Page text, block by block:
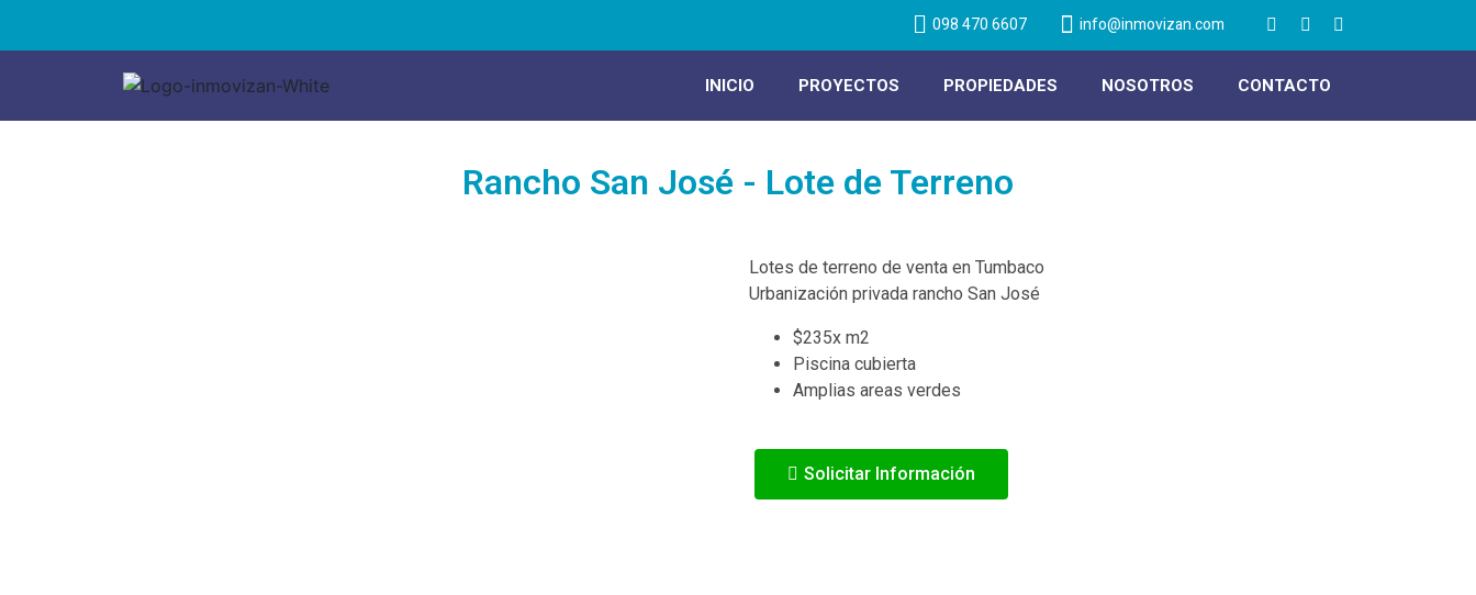
098 470 6607 info@inmovizan.com
INICIO PROYECTOS PROPIEDADES NOSOTROS CONTACTO
Rancho San José - Lote de Terreno
Lotes de terreno de venta en Tumbaco
Urbanización privada rancho San José
$235x m2
Piscina cubierta
Amplias areas verdes
Solicitar Información
Completa tus datos por favor